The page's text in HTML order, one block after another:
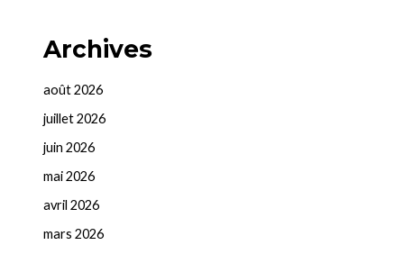
Archives
août 2026
juillet 2026
juin 2026
mai 2026
avril 2026
mars 2026